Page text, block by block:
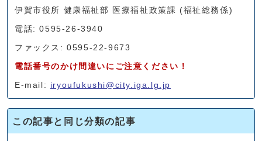
伊賀市役所 健康福祉部 医療福祉政策課 (福祉総務係)
電話: 0595-26-3940
ファックス: 0595-22-9673
電話番号のかけ間違いにご注意ください！
E-mail: iryoufukushi@city.iga.lg.jp
この記事と同じ分類の記事